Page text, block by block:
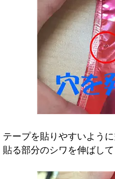
テープを貼りやすいよう
貼る部分のシワを伸ばして